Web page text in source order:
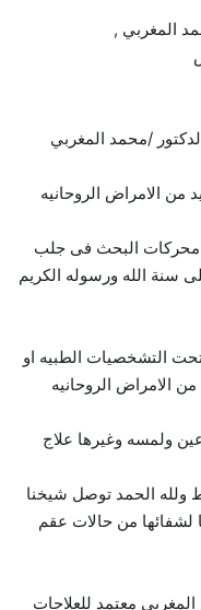
المغربي ,
/محمد المغربي
من الامراض الروحانيه
محركات البحث فى جلب
سنة الله ورسوله الكريم
التشخصيات الطبيه او
الامراض الروحانيه
ولمسه وغيرها علاج
ولله الحمد توصل شيخنا
لشفائها من حالات عقم
معتمد للعلاجات